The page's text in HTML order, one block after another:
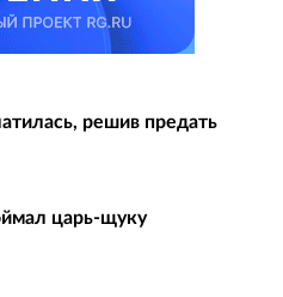
решив предать
царь-щуку